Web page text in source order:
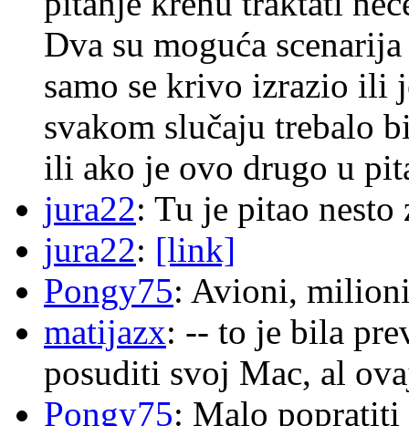
Dva su moguća
samo se krivo izrazio ili
svakom slučaju trebalo
ili ako je ovo drugo u
jura22: Tu je pitao
jura22: [link]
Pongy75: Avioni,
matijazx: -- to je bila
posuditi svoj Mac, al
Pongy75: Malo popratiti